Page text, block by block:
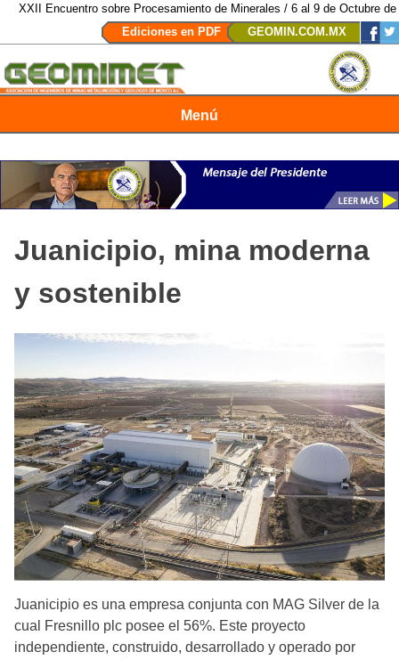
sobre Procesamiento de Minerales / 6 al 9 de Octubre de 2026 / San
Ediciones en PDF
GEOMIN.COM.MX
Menú
Juanicipio, mina moderna
y sostenible
Juanicipio es una empresa conjunta con MAG Silver de la
cual Fresnillo plc posee el 56%. Este proyecto
independiente, construido, desarrollado y operado por